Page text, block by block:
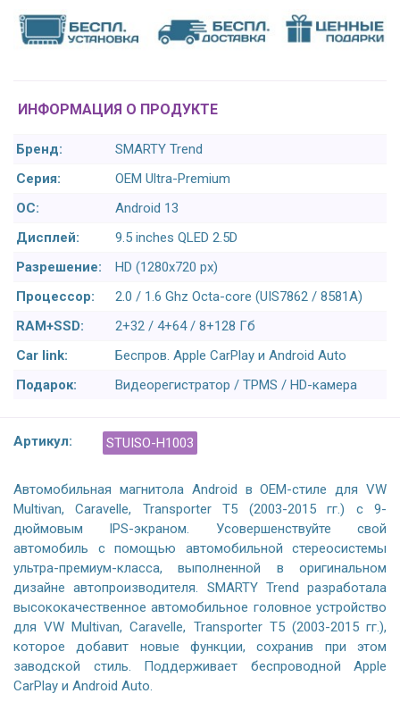
ИНФОРМАЦИЯ О ПРОДУКТЕ
Бренд:
SMARTY Trend
Серия:
OEM Ultra-Premium
ОС:
Android 13
Дисплей:
9.5 inches QLED 2.5D
Разрешение:
HD (1280х720 px)
Процессор:
2.0 / 1.6 Ghz Octa-core (UIS7862 / 8581A)
RAM+SSD:
2+32 / 4+64 / 8+128 Гб
Car link:
Беспров. Apple CarPlay и Android Auto
Подарок:
Видеорегистратор / TPMS / HD-камера
Артикул: STUISO-H1003
Автомобильная магнитола Android в OEM-стиле для VW
Multivan, Caravelle, Transporter T5 (2003-2015 гг.) с 9-
дюймовым IPS-экраном. Усовершенствуйте свой
автомобиль с помощью автомобильной стереосистемы
ультра-премиум-класса, выполненной в оригинальном
дизайне автопроизводителя. SMARTY Trend разработала
высококачественное автомобильное головное устройство
для VW Multivan, Caravelle, Transporter T5 (2003-2015 гг.),
которое добавит новые функции, сохранив при этом
заводской стиль. Поддерживает беспроводной Apple
CarPlay и Android Auto.